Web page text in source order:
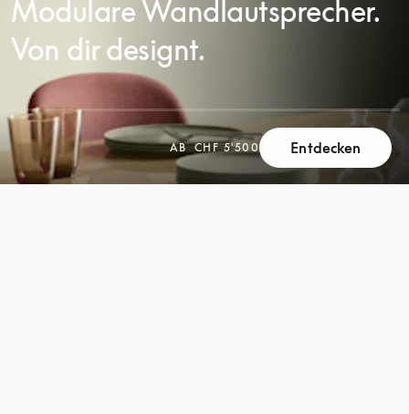
Modulare Wandlautsprecher.
Von dir designt.
AB CHF 5'500 Entdecken